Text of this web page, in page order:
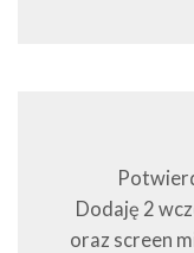
Dodaję 2
oraz screen